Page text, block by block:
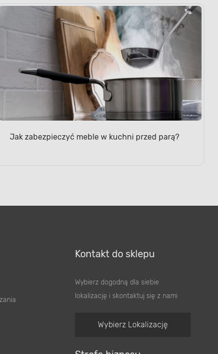
Jak zabezpieczyć meble w kuchni przed parą?
Kontakt do sklepu
Wybierz dogodną dla siebie
lokalizację i skontaktuj się z nami
Wybierz Lokalizację